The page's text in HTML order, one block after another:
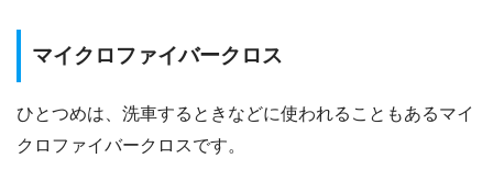
マイクロファイバークロス
ひとつめは、洗車するときなどに使われることもあるマイ
クロファイバークロスです。